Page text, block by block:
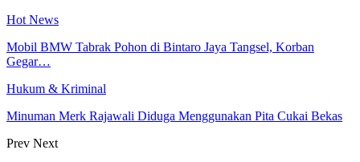
Hot News
Mobil BMW Tabrak Pohon di Bintaro Jaya Tangsel, Korban
Gegar…
Hukum & Kriminal
Minuman Merk Rajawali Diduga Menggunakan Pita Cukai Bekas
Prev Next